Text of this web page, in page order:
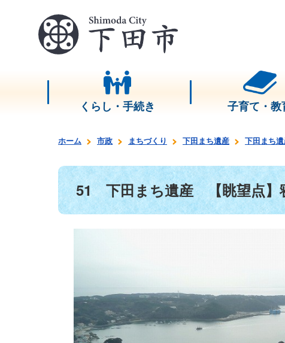
くらし・手続き 子育て・教
ホーム 市政 まちづくり 下田まち遺産 下田まち
51 下田まち遺産 【眺望点】